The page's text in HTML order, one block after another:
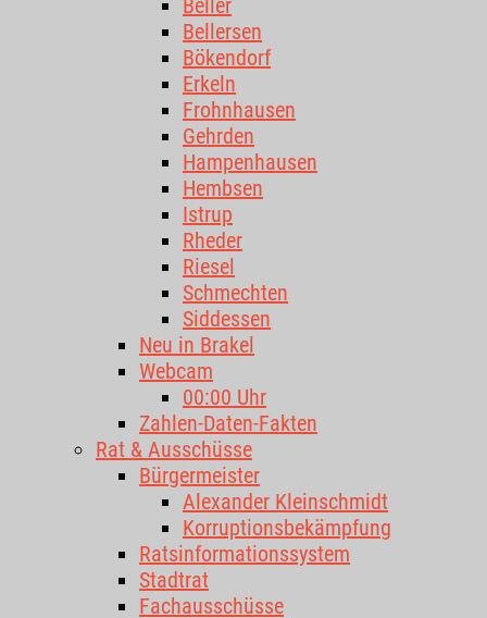
Beller
Bellersen
Bökendorf
Erkeln
Frohnhausen
Gehrden
Hampenhausen
Hembsen
Istrup
Rheder
Riesel
Schmechten
Siddessen
Neu in Brakel
Webcam
00:00 Uhr
Zahlen-Daten-Fakten
Rat & Ausschüsse
Bürgermeister
Alexander Kleinschmidt
Korruptionsbekämpfung
Ratsinformationssystem
Stadtrat
Fachausschüsse